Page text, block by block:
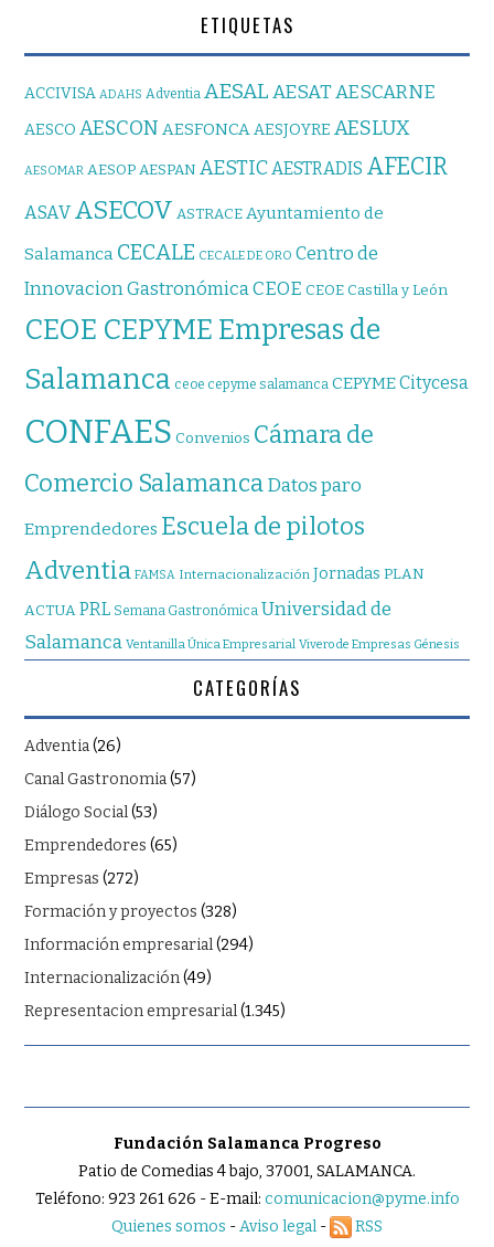
ETIQUETAS
ACCIVISA ADAHS Adventia AESAL AESATAESCARNE
AESCO AESCON AESFONCA AESJOYRE AESLUX
AESOMAR AESOP AESPAN AESTICAESTRADIS AFECIR
ASAVASECOV ASTRACE Ayuntamiento de
Salamanca CECALE CECALE DE ORO Centro de
Innovacion GastronómicaCEOE CEOE Castilla y León
CEOE CEPYME Empresas de
Salamanca ceoe cepyme salamanca CEPYMECitycesa
CONFAES Convenios Cámara de
Comercio SalamancaDatos paro
Emprendedores Escuela de pilotos
Adventia FAMSA Internacionalización Jornadas PLAN
ACTUA PRL Semana Gastronómica Universidad de
Salamanca Ventanilla Única Empresarial Vivero de Empresas Génesis
CATEGORÍAS
Adventia(26)
Canal Gastronomia(57)
Diálogo Social(53)
Emprendedores (65)
Empresas (272)
Formación y proyectos (328)
Información empresarial(294)
Internacionalización(49)
Representacion empresarial(1.345)
Fundación Salamanca Progreso
Patio de Comedias 4 bajo, 37001, SALAMANCA.
Teléfono: 923 261 626 - E-mail: comunicacion@pyme.info
Quienes somos -Aviso legal - RSS